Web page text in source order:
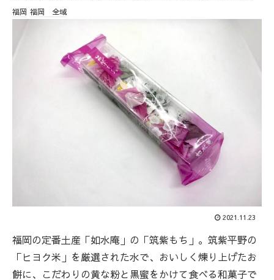
福岡 福岡 全域
2021.11.23
福岡の定番土産「如水庵」の「筑紫もち」。筑紫平野の
「ヒヨク米」を厳選された水で、おいしく煉り上げたお
餅に、こだわりの黄な粉と黒蜜をかけて食べる和菓子で